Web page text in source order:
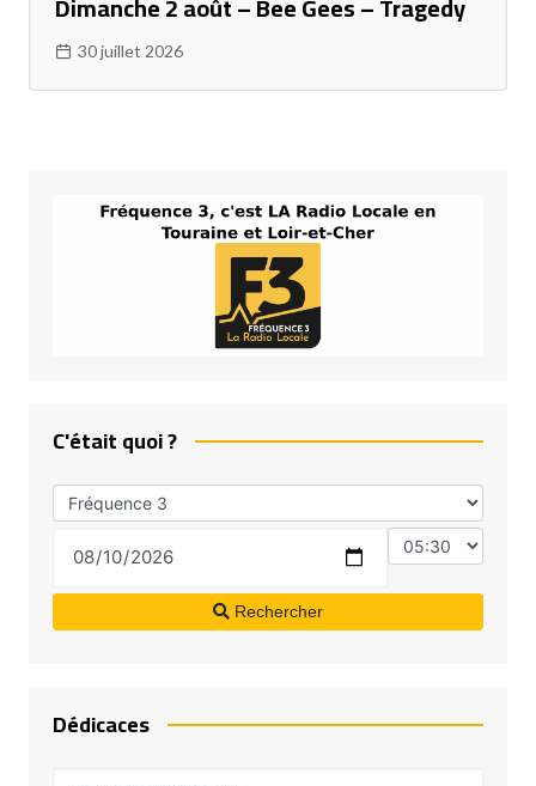
30 juillet 2026
C'était quoi ?
Rechercher
Dédicaces